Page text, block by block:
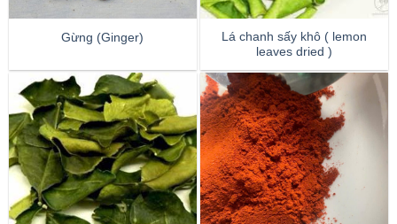
Gừng (Ginger)
Lá chanh sấy khô ( lemon
leaves dried )